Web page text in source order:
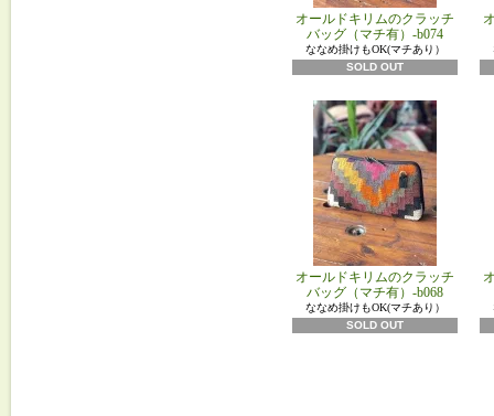
オールドキリムのクラッチ
バッグ（マチ有）-b074
ななめ掛けもOK(マチあり）
SOLD OUT
オールドキリムのクラッチ
バッグ（マチ有）-b068
ななめ掛けもOK(マチあり）
SOLD OUT